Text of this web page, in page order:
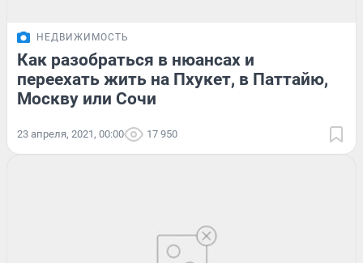
НЕДВИЖИМОСТЬ
Как разобраться в нюансах и
переехать жить на Пхукет, в Паттайю,
Москву или Сочи
23 апреля, 2021, 00:00 17 950